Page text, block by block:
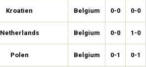
Kroatien Belgium 0-0 0-0
Netherlands Belgium 0-0 1-0
Polen Belgium 0-1 0-1